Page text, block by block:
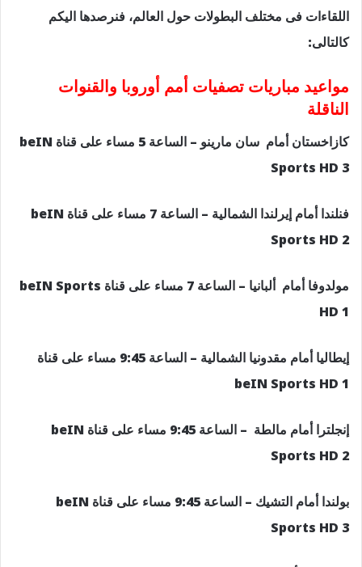
اللقاءات فى مختلف البطولات حول العالم، فنرصدها اليكم
كالتالى:
مواعيد مباريات تصفيات أمم أوروبا والقنوات
الناقلة
كازاخستان أمام سان مارينو – الساعة 5 مساء على قناة beIN
Sports HD 3
فنلندا أمام إيرلندا الشمالية – الساعة 7 مساء على قناة beIN
Sports HD 2
مولدوفا أمام ألبانيا – الساعة 7 مساء على قناة beIN Sports
HD 1
إيطاليا أمام مقدونيا الشمالية – الساعة 9:45 مساء على قناة
beIN Sports HD 1
إنجلترا أمام مالطة – الساعة 9:45 مساء على قناة beIN
Sports HD 2
بولندا أمام التشيك – الساعة 9:45 مساء على قناة beIN
Sports HD 3